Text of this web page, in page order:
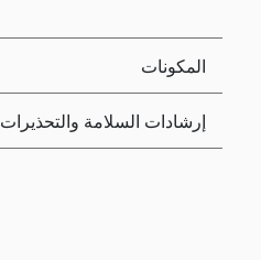
المكونات
إرشادات السلامة والتحذيرات